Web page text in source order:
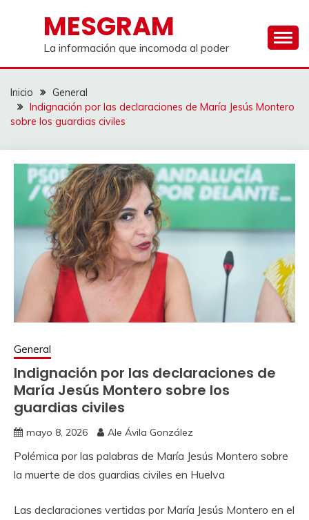
contenidoMESGRAM
La información que incomoda al poder
Inicio
General
Indignación por las declaraciones de María Jesús Montero
sobre los guardias civiles
General
Indignación por las declaraciones de
María Jesús Montero sobre los
guardias civiles
mayo 8, 2026 Ale Ávila González
Polémica por las palabras de María Jesús Montero sobre
la muerte de dos guardias civiles en Huelva
Las declaraciones vertidas por María Jesús Montero en el